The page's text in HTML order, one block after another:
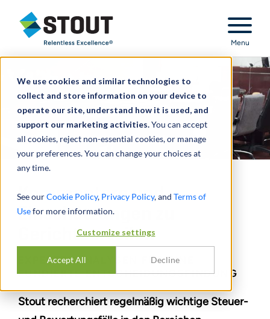
We use cookies and similar technologies to
collect and store information on your device to
operate our site, understand how it is used, and
support our marketing activities.You can accept
all cookies, reject non-essential cookies, or manage
your preferences. You can change your choices at
any time.
See ourCookie Policy, Privacy Policy, and Terms of
Usefor more information.
Customize settings
Accept All Decline
Stout Relentless Excellence
Menu
Kommentare und
Einschätzungen zu
Gerichtsurteilen
EXPERTENANALYSEN FÜR EINE
FUNDIERTE ENTSCHEIDUNGSFINDUNG
Stout recherchiert regelmäßig wichtige Steuer-